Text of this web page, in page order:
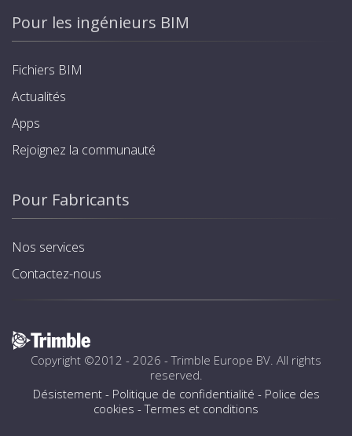
Pour les ingénieurs BIM
Fichiers BIM
Actualités
Apps
Rejoignez la communauté
Pour Fabricants
Nos services
Contactez-nous
Copyright ©2012 - 2026 -Trimble Europe BV. All rights
reserved.
Désistement- Politique de confidentialité - Police des
cookies -Termes et conditions